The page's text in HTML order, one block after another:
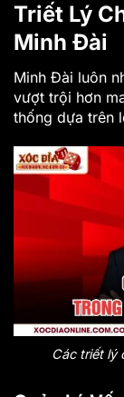
Triết Lý
Minh Đài
Minh Đài luôn
vượt trội hơn
thống dựa trên
Các triết lý